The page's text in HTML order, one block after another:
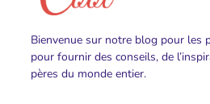
Bienvenue sur notre blog pour les
pour fournir des conseils, de
pères du monde entier.